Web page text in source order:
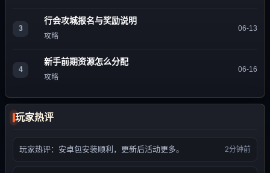
3
行会攻城报名与奖励说明
攻略
06-13
4
新手前期资源怎么分配
攻略
06-16
玩家热评
玩家热评：安卓包安装顺利，更新后活动更多。 2分钟前